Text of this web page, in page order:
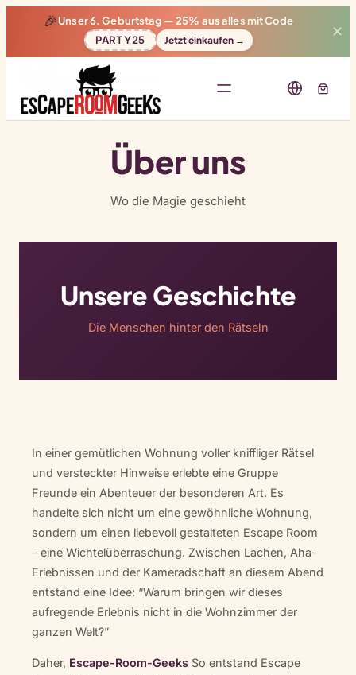
🎉Unser 6. Geburtstag —25% ausalles mit Code
PARTY25
Jetzt einkaufen →
✕
Über uns
Wo die Magie geschieht
Unsere Geschichte
Die Menschen hinter den Rätseln
In einer gemütlichen Wohnung voller kniffliger Rätsel
und versteckter Hinweise erlebte eine Gruppe
Freunde ein Abenteuer der besonderen Art. Es
handelte sich nicht um eine gewöhnliche Wohnung,
sondern um einen liebevoll gestalteten Escape Room
– eine Wichtelüberraschung. Zwischen Lachen, Aha-
Erlebnissen und der Kameradschaft an diesem Abend
entstand eine Idee: “Warum bringen wir dieses
aufregende Erlebnis nicht in die Wohnzimmer der
ganzen Welt?”
Daher, Escape-Room-Geeks So entstand Escape